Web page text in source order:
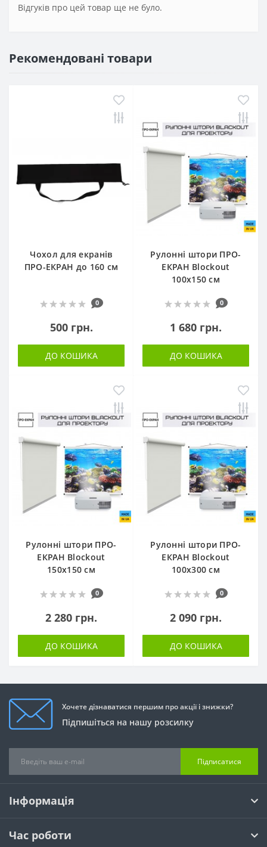
Відгуків про цей товар ще не було.
Рекомендовані товари
Чохол для екранів
ПРО-ЕКРАН до 160 см
0
500 грн.
ДО КОШИКА
Рулонні штори ПРО-
ЕКРАН Blockout
100х150 см
0
1 680 грн.
ДО КОШИКА
Рулонні штори ПРО-
ЕКРАН Blockout
150х150 см
0
2 280 грн.
ДО КОШИКА
Рулонні штори ПРО-
ЕКРАН Blockout
100х300 см
0
2 090 грн.
ДО КОШИКА
Хочете дізнаватися першим про акції і знижки?
Підпишіться на нашу розсилку
Підписатися
Інформація
Час роботи